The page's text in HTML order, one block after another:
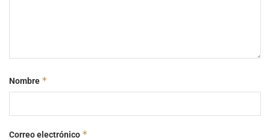
Nombre *
Correo electrónico *